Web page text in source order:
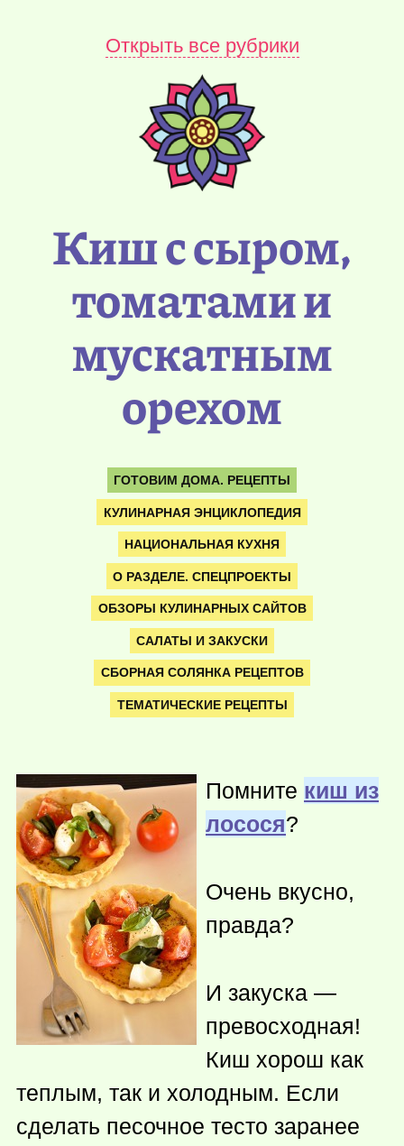
Открыть все рубрики
Киш с сыром,
томатами и
мускатным
орехом
ГОТОВИМ ДОМА. РЕЦЕПТЫ
КУЛИНАРНАЯ ЭНЦИКЛОПЕДИЯ
НАЦИОНАЛЬНАЯ КУХНЯ
О РАЗДЕЛЕ. СПЕЦПРОЕКТЫ
ОБЗОРЫ КУЛИНАРНЫХ САЙТОВ
САЛАТЫ И ЗАКУСКИ
СБОРНАЯ СОЛЯНКА РЕЦЕПТОВ
ТЕМАТИЧЕСКИЕ РЕЦЕПТЫ
Помните киш из
лосося?
Очень вкусно,
правда?
И закуска —
превосходная!
Киш хорош как
теплым, так и холодным. Если
сделать песочное тесто заранее